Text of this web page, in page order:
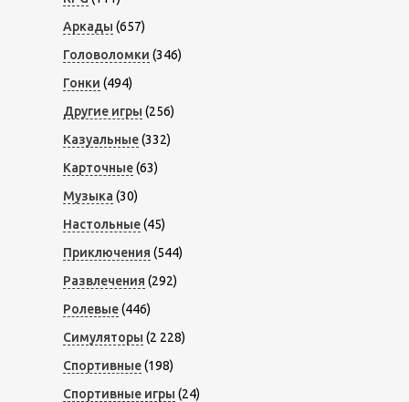
Аркады (657)
Головоломки (346)
Гонки (494)
Другие игры (256)
Казуальные(332)
Карточные(63)
Музыка (30)
Настольные(45)
Приключения (544)
Развлечения (292)
Ролевые(446)
Симуляторы (2 228)
Спортивные(198)
Спортивные игры (24)